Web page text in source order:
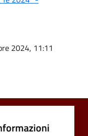
2024, 11:11